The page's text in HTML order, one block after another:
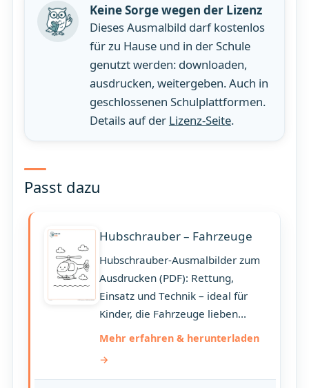
Keine Sorge wegen der Lizenz
Dieses Ausmalbild darf kostenlos
für zu Hause und in der Schule
genutzt werden: downloaden,
ausdrucken, weitergeben. Auch in
geschlossenen Schulplattformen.
Details auf der Lizenz-Seite.
Passt dazu
Hubschrauber – Fahrzeuge
Hubschrauber-Ausmalbilder zum
Ausdrucken (PDF): Rettung,
Einsatz und Technik – ideal für
Kinder, die Fahrzeuge lieben...
Mehr erfahren & herunterladen